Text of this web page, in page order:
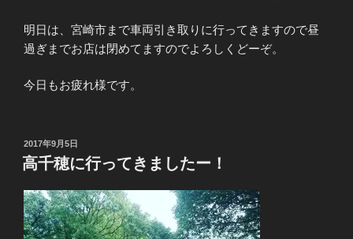
明日は、宮崎市まで車両引き取りに行ってきますので昼
過ぎまでお店は閉めてますのでよろしくどーぞ。
今日もお疲れ様です。
投
稿
日:
2017年9月5日
高千穂に行ってきましたー！